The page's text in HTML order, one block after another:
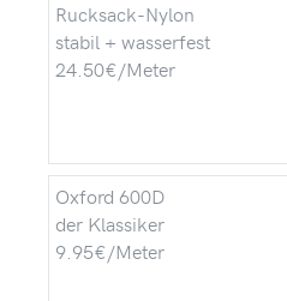
Rucksack-Nylon
stabil + wasserfest
24.50€/Meter
Oxford 600D
der Klassiker
9.95€/Meter